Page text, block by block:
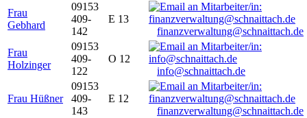
Frau
Gebhard
09153
409-
142
E 13
finanzverwaltung@schnaittach.de
Frau
Holzinger
09153
409-
122
O 12
info@schnaittach.de
Frau Hüßner
09153
409-
143
E 12
finanzverwaltung@schnaittach.de